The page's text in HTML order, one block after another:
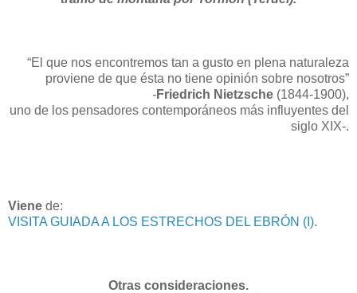
“El que nos encontremos tan a gusto en plena naturaleza
proviene de que ésta no tiene opinión sobre nosotros”
-Friedrich Nietzsche (1844-1900),
uno de los pensadores contemporáneos más influyentes del
siglo XIX-.
Viene de:
VISITA GUIADA A LOS ESTRECHOS DEL EBRÓN (I).
Otras consideraciones.